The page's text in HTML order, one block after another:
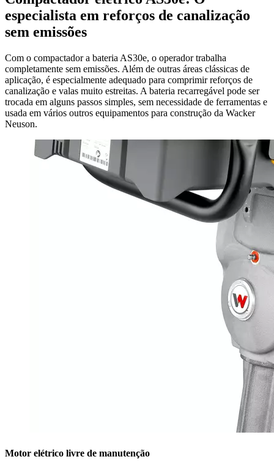
especialista em reforços de canalização
sem emissões
Com o compactador a bateria AS30e, o operador trabalha
completamente sem emissões. Além de outras áreas clássicas de
aplicação, é especialmente adequado para comprimir reforços de
canalização e valas muito estreitas. A bateria recarregável pode ser
trocada em alguns passos simples, sem necessidade de ferramentas e
usada em vários outros equipamentos para construção da Wacker
Neuson.
Motor elétrico livre de manutenção